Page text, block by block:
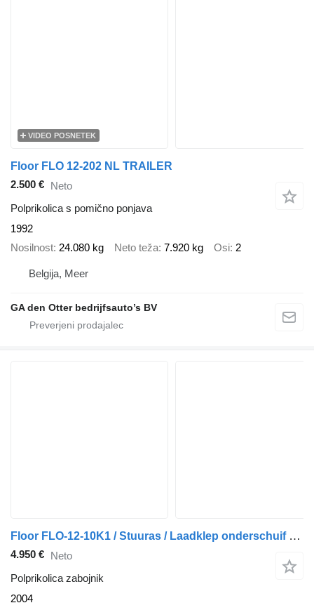
VIDEO POSNETEK
Floor FLO 12-202 NL TRAILER
2.500 € Neto
Polprikolica s pomično ponjava
1992
Nosilnost 24.080 kg Neto teža 7.920 kg Osi 2
Belgija, Meer
GA den Otter bedrijfsauto’s BV
Floor FLO-12-10K1 / Stuuras / Laadklep onderschuif Dhollandia / Hardho
4.950 € Neto
Polprikolica zabojnik
2004